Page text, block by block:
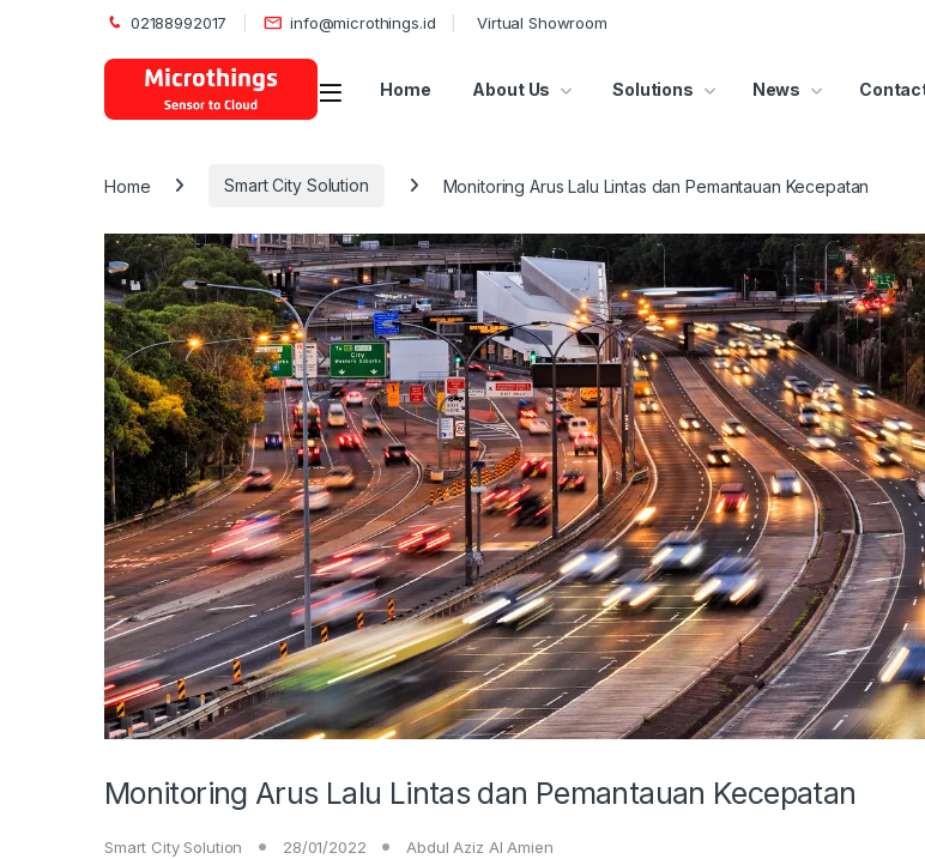
02188992017 info@microthings.id Virtual Showroom
Open Home About Us Solutions News
Home Smart City Solution Monitoring Arus Lalu Lintas dan Pemantauan Kecepatan
Monitoring Arus Lalu Lintas dan Pemantauan Kecepatan
Smart City Solution 28/01/2022 Abdul Aziz Al Amien